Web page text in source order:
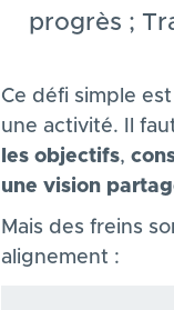
progrès ;
Ce défi simple
une activité. Il
les objectifs,
une vision
Mais des freins
alignement :